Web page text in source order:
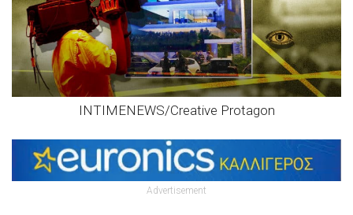
INTIMENEWS/Creative Protagon
Advertisement